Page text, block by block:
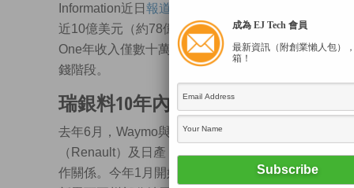
Information近日 報道稱
近10億美元（約78億港元），惟Waymo
One年收入僅數十萬美元，業務仍處於燒
錢階段。
瑞銀料10年內奪六成市佔
去年6月，Waymo與法國雷諾汽車
（Renault）及日產（Nissan）建立獨家合
作關係。今年1月開始繪製地圖，在得州、
成為 EJ Tech 會員
最新資訊（附創業懶人包）
箱！